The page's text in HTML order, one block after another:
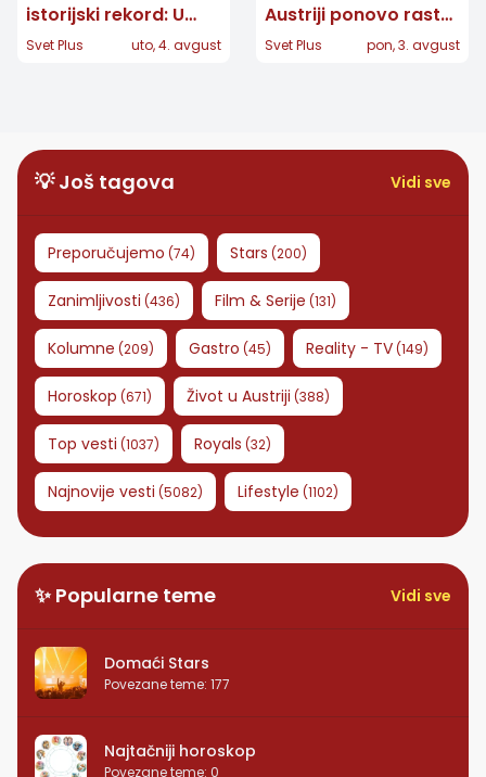
istorijski rekord: U
Beču izmeren 41
Svet Plus uto, 4. avgust
Austriji ponovo raste:
Više od 364.000 ljudi
Svet Plus pon, 3. avgust
💡 Još tagova Vidi sve
Preporučujemo (74) Stars (200)
Zanimljivosti (436) Film & Serije (131)
Kolumne (209) Gastro (45) Reality - TV(149)
Horoskop (671) Život u Austriji (388)
Top vesti (1037) Royals (32)
Najnovije vesti (5082) Lifestyle (1102)
✨ Popularne teme Vidi sve
Domaći Stars
Povezane teme: 177
Najtačniji horoskop
Povezane teme: 0